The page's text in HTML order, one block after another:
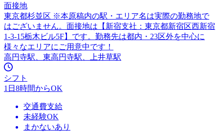
面接地
東京都杉並区 ※本原稿内の駅・エリア名は実際の勤務地で
はございません。面接地は【新宿支社：東京都新宿区西新宿
1-3-15栃木ビル5F】です。勤務先は都内・23区外を中心に
様々なエリアにご用意中です！
高円寺駅、東高円寺駅、上井草駅
シフト
1日8時間からOK
交通費支給
未経験OK
まかないあり